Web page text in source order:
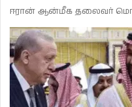
ஈரான் ஆன்மீக தலைவர்